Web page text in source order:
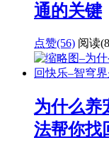
通的关键
点赞(56) 阅读
为什么养
法帮你找